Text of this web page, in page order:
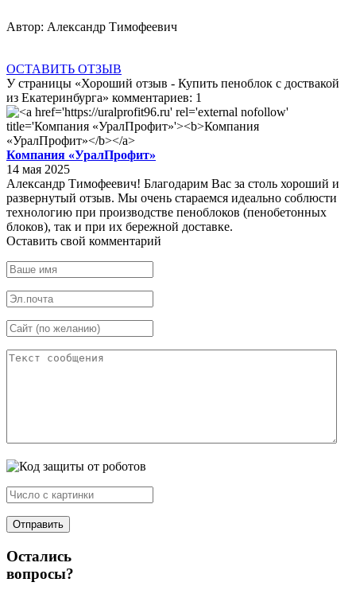
Автор: Александр Тимофеевич
ОСТАВИТЬ ОТЗЫВ
У страницы «Хороший отзыв - Купить пеноблок с доствакой
из Екатеринбурга» комментариев: 1
Компания «УралПрофит»
14 мая 2025
Александр Тимофеевич! Благодарим Вас за столь хороший и
развернутый отзыв. Мы очень стараемся идеально соблюсти
технологию при производстве пеноблоков (пенобетонных
блоков), так и при их бережной доставке.
Оставить свой комментарий
Остались
вопросы?